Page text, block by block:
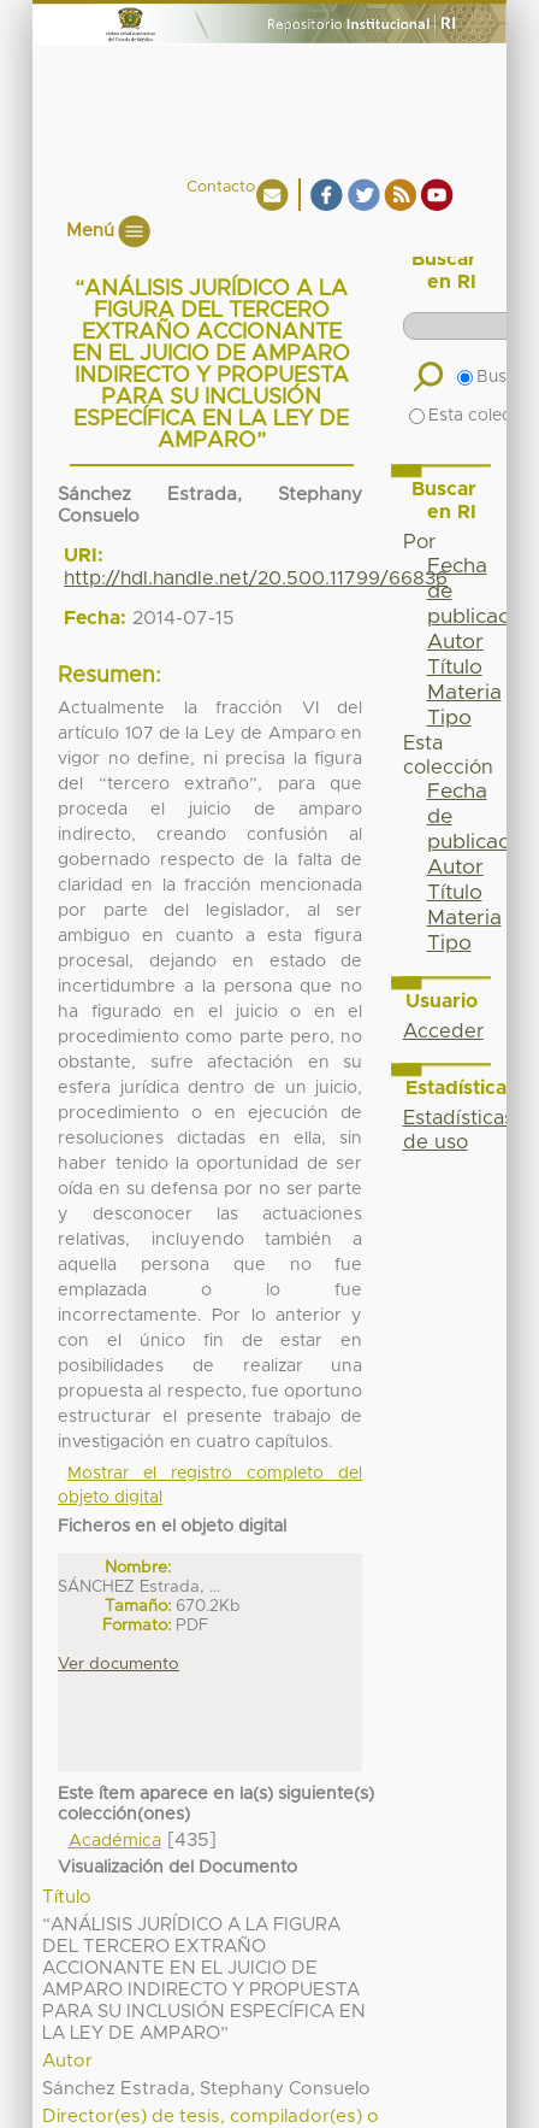
Contacto
Menú
“ANÁLISIS JURÍDICO A LA
FIGURA DEL TERCERO
EXTRAÑO ACCIONANTE
EN EL JUICIO DE AMPARO
INDIRECTO Y PROPUESTA
PARA SU INCLUSIÓN
ESPECÍFICA EN LA LEY DE
AMPARO”
Sánchez Estrada, Stephany
Consuelo
URI:
http://hdl.handle.net/20.500.11799/66836
Fecha: 2014-07-15
Resumen:
Actualmente la fracción VI del
artículo 107 de la Ley de Amparo en
vigor no define, ni precisa la figura
del “tercero extraño”, para que
proceda el juicio de amparo
indirecto, creando confusión al
gobernado respecto de la falta de
claridad en la fracción mencionada
por parte del legislador, al ser
ambiguo en cuanto a esta figura
procesal, dejando en estado de
incertidumbre a la persona que no
ha figurado en el juicio o en el
procedimiento como parte pero, no
obstante, sufre afectación en su
esfera jurídica dentro de un juicio,
procedimiento o en ejecución de
resoluciones dictadas en ella, sin
haber tenido la oportunidad de ser
oída en su defensa por no ser parte
y desconocer las actuaciones
relativas, incluyendo también a
aquella persona que no fue
emplazada o lo fue
incorrectamente. Por lo anterior y
con el único fin de estar en
posibilidades de realizar una
propuesta al respecto, fue oportuno
estructurar el presente trabajo de
investigación en cuatro capítulos.
Mostrar el registro completo del
objeto digital
Ficheros en el objeto digital
Nombre:
SÁNCHEZ Estrada, ...
Tamaño: 670.2Kb
Formato: PDF
Ver documento
Este ítem aparece en la(s) siguiente(s)
colección(ones)
Académica[435]
Visualización del Documento
Título
“ANÁLISIS JURÍDICO A LA FIGURA
DEL TERCERO EXTRAÑO
ACCIONANTE EN EL JUICIO DE
AMPARO INDIRECTO Y PROPUESTA
PARA SU INCLUSIÓN ESPECÍFICA EN
LA LEY DE AMPARO”
Autor
Sánchez Estrada, Stephany Consuelo
Director(es) de tesis, compilador(es) o
Buscar
en RI
Buscar
Esta
Buscar
en RI
Por
Fecha
de
publicación
Autor
Título
Materia
Tipo
Esta
colección
Fecha
de
publicación
Autor
Título
Materia
Tipo
Usuario
Acceder
Estadísticas
Estadísticas
de uso